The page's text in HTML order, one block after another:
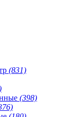
(831)
(398)